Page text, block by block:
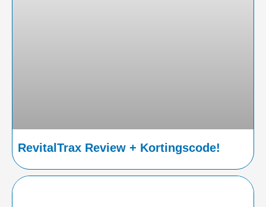
RevitalTrax Review + Kortingscode!